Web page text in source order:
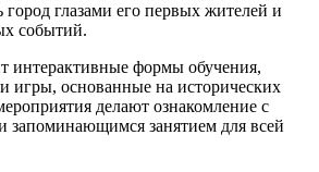
город глазами его первых жителей и
событий.
интерактивные формы обучения,
игры, основанные на исторических
делают ознакомление с
запоминающимся занятием для всей